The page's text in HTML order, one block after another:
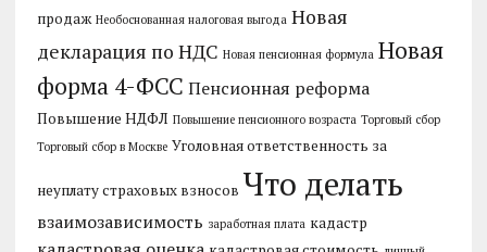
продаж Необоснованная налоговая выгода Новая
декларация по НДС Новая пенсионная формула Новая
форма 4-ФСС Пенсионная реформа
Повышение НДФЛ Повышение пенсионного возраста Торговый сбор
Торговый сбор в Москве Уголовная ответственность за
неуплату страховых взносов Что делать
взаимозависимость заработная плата кадастр